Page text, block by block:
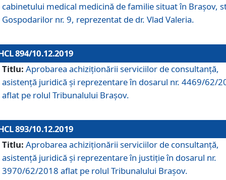
cabinetului medical medicină de familie situat în Braşov,
Gospodarilor nr. 9, reprezentat de dr. Vlad Valeria.
894/10.12.2019
Titlu: Aprobarea achiziţionării serviciilor de consultanţă,
asistenţă juridică şi reprezentare în dosarul nr. 4469/62/
aflat pe rolul Tribunalului Braşov.
893/10.12.2019
Titlu: Aprobarea achiziţionării serviciilor de consultanţă,
asistenţă juridică şi reprezentare în justiţie în dosarul nr.
3970/62/2018 aflat pe rolul Tribunalului Braşov.